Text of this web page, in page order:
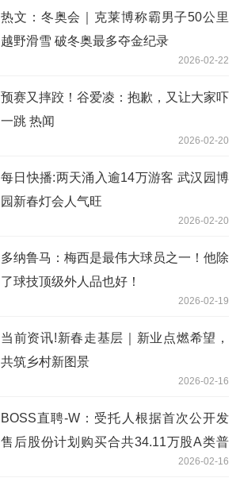
热文：冬奥会｜克莱博称霸男子50公里
越野滑雪 破冬奥最多夺金纪录
2026-02-22
预赛又摔跤！谷爱凌：抱歉，又让大家吓
一跳 热闻
2026-02-20
每日快播:两天涌入逾14万游客 武汉园博
园新春灯会人气旺
2026-02-20
多纳鲁马：梅西是最伟大球员之一！他除
了球技顶级外人品也好！
2026-02-19
当前资讯!新春走基层｜新业点燃希望，
共筑乡村新图景
2026-02-16
BOSS直聘-W：受托人根据首次公开发
售后股份计划购买合共34.11万股A类普
2026-02-16